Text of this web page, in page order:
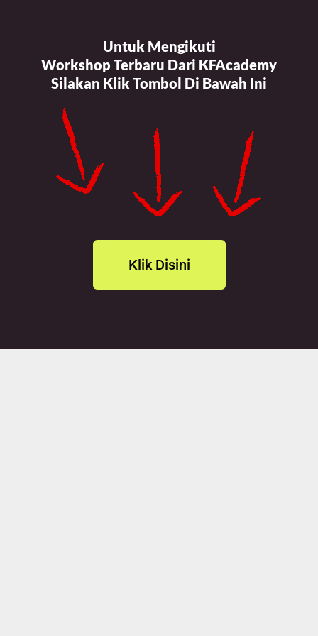
Untuk Mengikuti
Workshop Terbaru Dari KFAcademy
Silakan Klik Tombol Di Bawah Ini
Klik Disini